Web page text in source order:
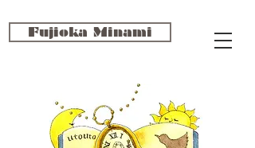
Fujioka Minami